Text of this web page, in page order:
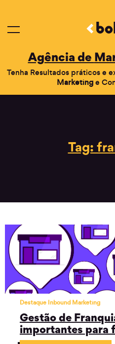
Agência de
Tenha Resultados práticos e
Marketinge
Tag:
Destaque Inbound Marketing
Gestão de
importantes para